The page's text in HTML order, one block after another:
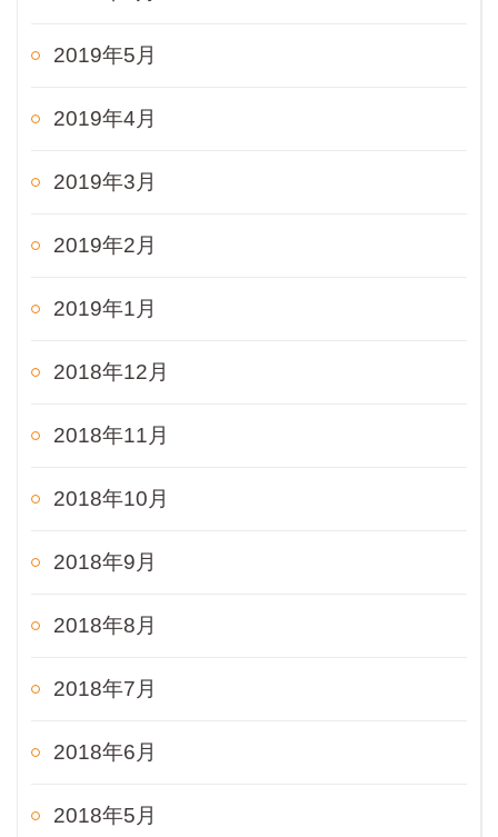
2019年5月
2019年4月
2019年3月
2019年2月
2019年1月
2018年12月
2018年11月
2018年10月
2018年9月
2018年8月
2018年7月
2018年6月
2018年5月